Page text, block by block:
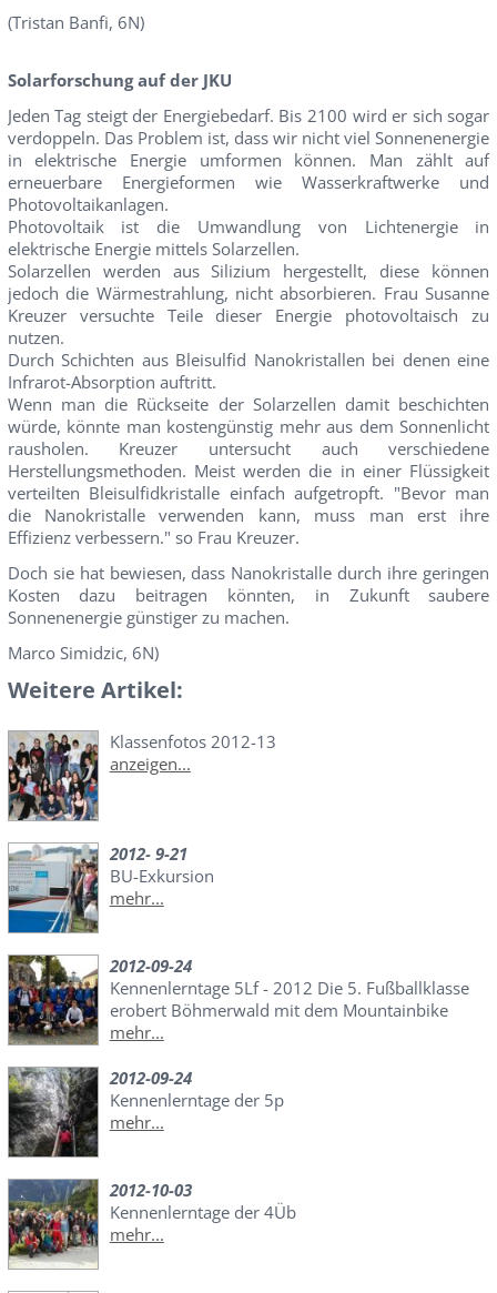
(Tristan Banfi, 6N)
Solarforschung auf der JKU
Jeden Tag steigt der Energiebedarf. Bis 2100 wird er sich sogar
verdoppeln. Das Problem ist, dass wir nicht viel Sonnenenergie
in elektrische Energie umformen können. Man zählt auf
erneuerbare Energieformen wie Wasserkraftwerke und
Photovoltaikanlagen.
Photovoltaik ist die Umwandlung von Lichtenergie in
elektrische Energie mittels Solarzellen.
Solarzellen werden aus Silizium hergestellt, diese können
jedoch die Wärmestrahlung, nicht absorbieren. Frau Susanne
Kreuzer versuchte Teile dieser Energie photovoltaisch zu
nutzen.
Durch Schichten aus Bleisulfid Nanokristallen bei denen eine
Infrarot-Absorption auftritt.
Wenn man die Rückseite der Solarzellen damit beschichten
würde, könnte man kostengünstig mehr aus dem Sonnenlicht
rausholen. Kreuzer untersucht auch verschiedene
Herstellungsmethoden. Meist werden die in einer Flüssigkeit
verteilten Bleisulfidkristalle einfach aufgetropft. "Bevor man
die Nanokristalle verwenden kann, muss man erst ihre
Effizienz verbessern." so Frau Kreuzer.
Doch sie hat bewiesen, dass Nanokristalle durch ihre geringen
Kosten dazu beitragen könnten, in Zukunft saubere
Sonnenenergie günstiger zu machen.
Marco Simidzic, 6N)
Weitere Artikel:
Klassenfotos 2012-13
anzeigen...
2012- 9-21
BU-Exkursion
mehr...
2012-09-24
Kennenlerntage 5Lf - 2012 Die 5. Fußballklasse
erobert Böhmerwald mit dem Mountainbike
mehr...
2012-09-24
Kennenlerntage der 5p
mehr...
2012-10-03
Kennenlerntage der 4Üb
mehr...